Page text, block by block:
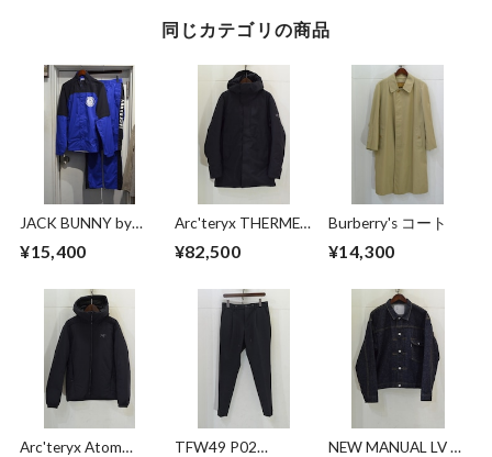
同じカテゴリの商品
JACK BUNNY by
ップ付き セットア
¥15,400
Arc'teryx THERME
¥82,500
Burberry's コート
¥14,300
Arc'teryx Atom
TFW49 P02
NEW MANUAL LV T-